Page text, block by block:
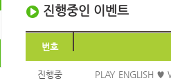
진행중인 이벤트
번호
진행중 PLAY ENGLISH ♥